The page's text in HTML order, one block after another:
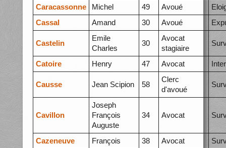
Caracassonne
Michel 49 Avoué
Cassal
Amand 30 Avoué
Castelin
Emile
Charles
30
Avocat
stagiaire
Catoire Henry 47 Avocat
Causse Jean Scipion 58
Clerc
d'avoué
Cavillon
Joseph
François
Auguste
34 Avocat
Cazeneuve François 38 Avocat